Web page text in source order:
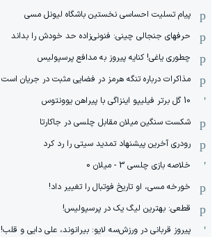
پیام تسلیت احساسی نخستین باشگاه لیونل مسی
حرفهای جنجالی چینی: فنونی‌زاده حد خودش را بداند
چطوری یاغی! کنایه پیروز به مدافع پرسپولیس
مذاکرات درباره تنگه هرمز در فضایی مثبت در جریان است
10 گل برتر فیلیپو اینزاگی با پیراهن یوونتوس
شکست سنگین میلان مقابل چلسی در جاکارتا
رودری آخرین پیشنهاد تمدید سیتی را رد کرد
خلاصه بازی چلسی 3 - میلان 0
خورخه مسی، او تاریخ فوتبال را تغییر داد!
قطعی: بهترین لیگ یک در پرسپولیس!
پیروز قربانی در ورزش‌سه لایو: بیرانوند، علی دایی و قلب!